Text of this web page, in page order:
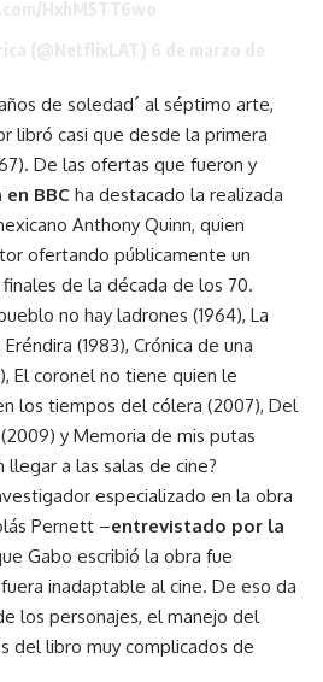
de soledad´ al séptimo arte,
libró casi que desde la primera
De las ofertas que fueron y
BBC ha destacado la realizada
Anthony Quinn, quien
ofertando públicamente un
de la década de los 70.
no hay ladrones (1964), La
(1983), Crónica de una
El coronel no tiene quien le
los tiempos del cólera (2007), Del
y Memoria de mis putas
llegar a las salas de cine?
especializado en la obra
Pernett –entrevistado por la
Gabo escribió la obra fue
inadaptable al cine. De eso da
los personajes, el manejo del
del libro muy complicados de